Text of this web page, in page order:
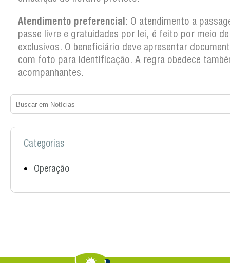
Atendimento preferencial: O atendimento a
passe livre e gratuidades por lei, é feito por meio
exclusivos. O beneficiário deve apresentar
com foto para identificação. A regra obedece
acompanhantes.
Categorias
Operação